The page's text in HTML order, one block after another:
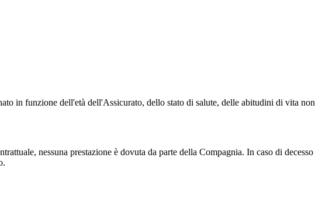
in funzione dell'età dell'Assicurato, dello stato di salute, delle abitudini di vita
nessuna prestazione è dovuta da parte della Compagnia. In caso di